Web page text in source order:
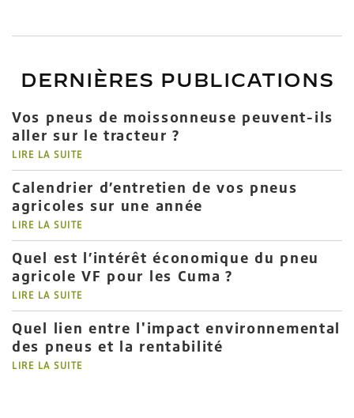
DERNIÈRES PUBLICATIONS
Vos pneus de moissonneuse peuvent-ils
aller sur le tracteur ?
LIRE LA SUITE
Calendrier d’entretien de vos pneus
agricoles sur une année
LIRE LA SUITE
Quel est l’intérêt économique du pneu
agricole VF pour les Cuma ?
LIRE LA SUITE
Quel lien entre l'impact environnemental
des pneus et la rentabilité
LIRE LA SUITE